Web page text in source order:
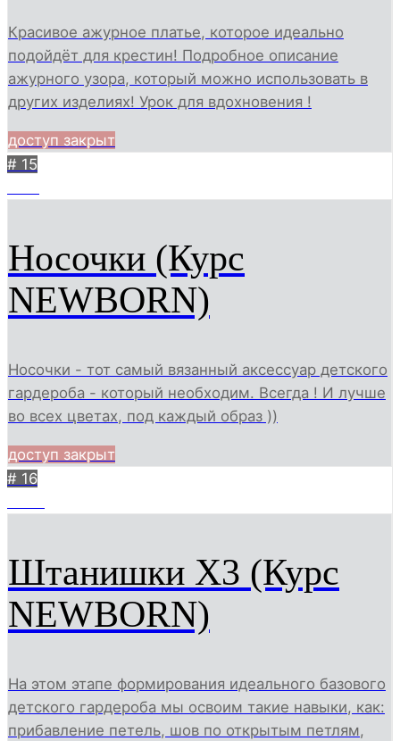
Красивое ажурное платье, которое идеально
подойдёт для крестин! Подробное описание
ажурного узора, который можно использовать в
других изделиях! Урок для вдохновения !
доступ закрыт
# 15
Носочки (Курс
NEWBORN)
Носочки - тот самый вязанный аксессуар детского
гардероба - который необходим. Всегда ! И лучше
во всех цветах, под каждый образ ))
доступ закрыт
# 16
Штанишки Х3 (Курс
NEWBORN)
На этом этапе формирования идеального базового
детского гардероба мы освоим такие навыки, как:
прибавление петель, шов по открытым петлям,